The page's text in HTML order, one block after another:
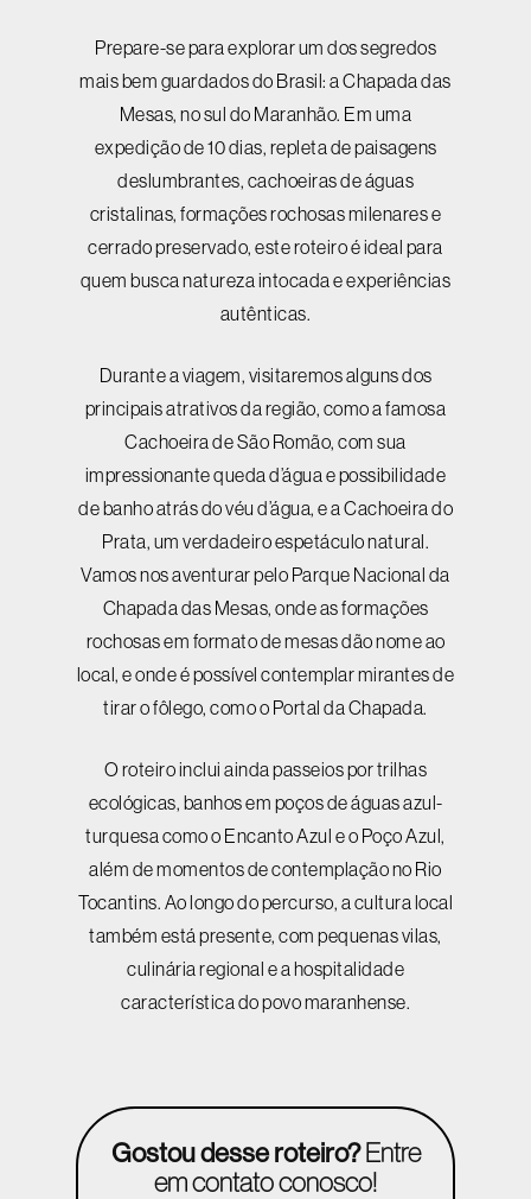
Prepare-se para explorar um dos segredos
mais bem guardados do Brasil: a Chapada das
Mesas, no sul do Maranhão. Em uma
expedição de 10 dias, repleta de paisagens
deslumbrantes, cachoeiras de águas
cristalinas, formações rochosas milenares e
cerrado preservado, este roteiro é ideal para
quem busca natureza intocada e experiências
autênticas.
Durante a viagem, visitaremos alguns dos
principais atrativos da região, como a famosa
Cachoeira de São Romão, com sua
impressionante queda d’água e possibilidade
de banho atrás do véu d’água, e a Cachoeira do
Prata, um verdadeiro espetáculo natural.
Vamos nos aventurar pelo Parque Nacional da
Chapada das Mesas, onde as formações
rochosas em formato de mesas dão nome ao
local, e onde é possível contemplar mirantes de
tirar o fôlego, como o Portal da Chapada.
O roteiro inclui ainda passeios por trilhas
ecológicas, banhos em poços de águas azul-
turquesa como o Encanto Azul e o Poço Azul,
além de momentos de contemplação no Rio
Tocantins. Ao longo do percurso, a cultura local
também está presente, com pequenas vilas,
culinária regional e a hospitalidade
característica do povo maranhense.
Gostou desse roteiro?Entre
em contato conosco!